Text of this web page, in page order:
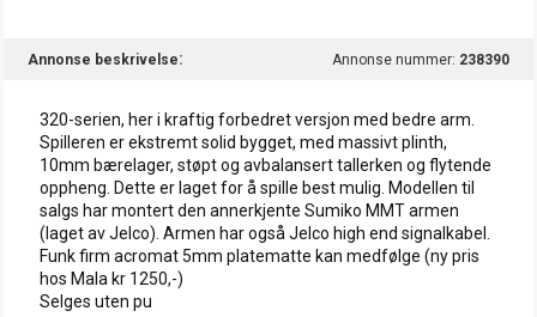
Annonse beskrivelse Annonse nummer: 238390
320-serien, her i kraftig forbedret versjon med bedre arm.
Spilleren er ekstremt solid bygget, med massivt plinth,
10mm bærelager, støpt og avbalansert tallerken og flytende
oppheng. Dette er laget for å spille best mulig. Modellen til
salgs har montert den annerkjente Sumiko MMT armen
(laget av Jelco). Armen har også Jelco high end signalkabel.
Funk firm acromat 5mm platematte kan medfølge (ny pris
hos Mala kr 1250,-)
Selges uten pu